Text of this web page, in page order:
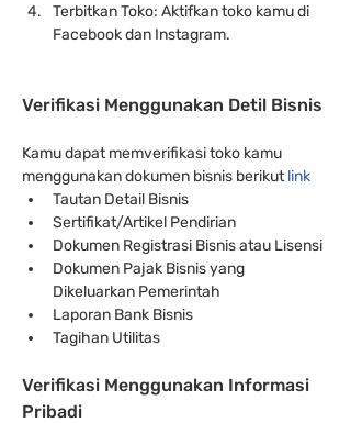
Terbitkan Toko: Aktifkan toko kamu di
Facebook dan Instagram.
Verifikasi Menggunakan Detil Bisnis
Kamu dapat memverifikasi toko kamu
menggunakan dokumen bisnis berikut link
Tautan Detail Bisnis
Sertifikat/Artikel Pendirian
Dokumen Registrasi Bisnis atau Lisensi
Dokumen Pajak Bisnis yang
Dikeluarkan Pemerintah
Laporan Bank Bisnis
Tagihan Utilitas
Verifikasi Menggunakan Informasi
Pribadi